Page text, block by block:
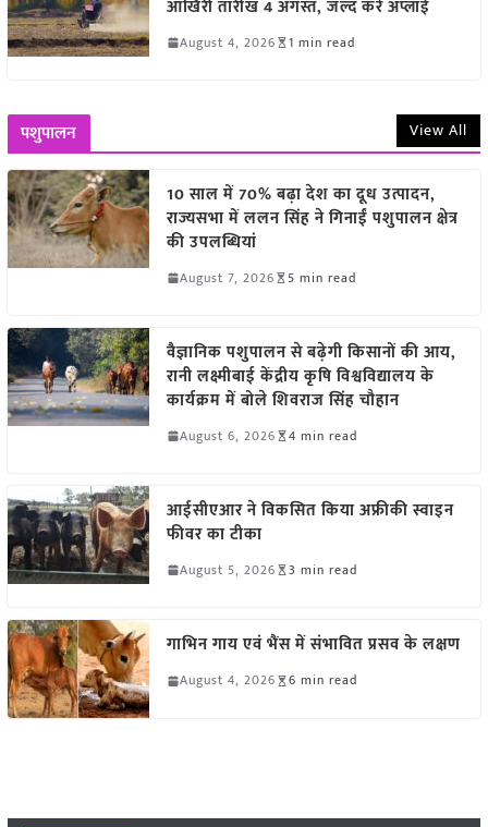
आखिरी तारीख 4 अगस्त, जल्द करें अप्लाई
August 4, 2026 1 min read
पशुपालन View All
10 साल में 70% बढ़ा देश का दूध उत्पादन,
राज्यसभा में ललन सिंह ने गिनाईं पशुपालन क्षेत्र
की उपलब्धियां
August 7, 2026 5 min read
वैज्ञानिक पशुपालन से बढ़ेगी किसानों की आय,
रानी लक्ष्मीबाई केंद्रीय कृषि विश्वविद्यालय के
कार्यक्रम में बोले शिवराज सिंह चौहान
August 6, 2026 4 min read
आईसीएआर ने विकसित किया अफ्रीकी स्वाइन
फीवर का टीका
August 5, 2026 3 min read
गाभिन गाय एवं भैंस में संभावित प्रसव के लक्षण
August 4, 2026 6 min read